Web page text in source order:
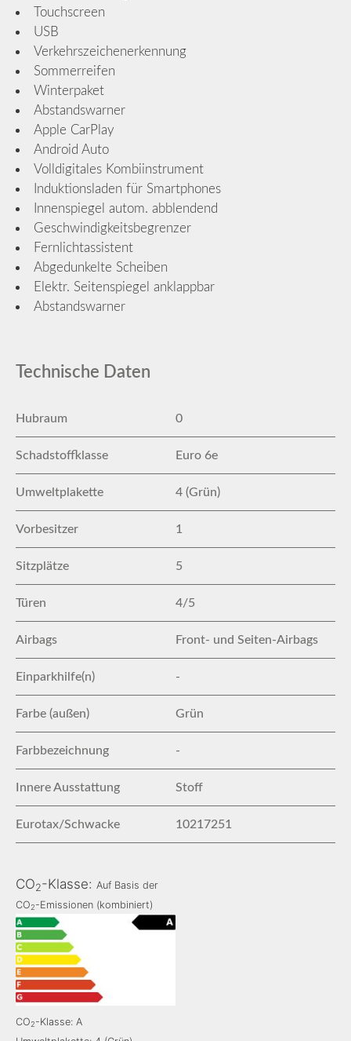
Touchscreen
USB
Verkehrszeichenerkennung
Sommerreifen
Winterpaket
Abstandswarner
Apple CarPlay
Android Auto
Volldigitales Kombiinstrument
Induktionsladen für Smartphones
Innenspiegel autom. abblendend
Geschwindigkeitsbegrenzer
Fernlichtassistent
Abgedunkelte Scheiben
Elektr. Seitenspiegel anklappbar
Abstandswarner
Technische Daten
Hubraum 0
Schadstoffklasse Euro 6e
Umweltplakette 4 (Grün)
Vorbesitzer 1
Sitzplätze 5
Türen 4/5
Airbags Front- und Seiten-Airbags
Einparkhilfe(n) -
Farbe (außen) Grün
Farbbezeichnung -
Innere Ausstattung Stoff
Eurotax/Schwacke 10217251
CO2-Klasse: Auf Basis der
CO2-Emissionen (kombiniert)
CO2-Klasse: A